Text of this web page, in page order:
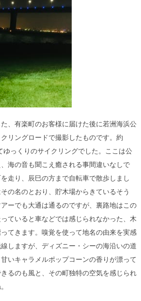
た、有楽町のお客様に届けた後に若洲海浜公
リングロードで撮影したものです。約
ゆっくりのサイクリングでした。ここは公
海の音も聞こえ癒される事間違いなしで
走り、辰巳の方まで自転車で散歩しまし
の名のとおり、貯木場からきているそう
ーでも大通は通るのですが、裏路地はこの
ていると車などでは感じられなかった、木
てきます。嗅覚を使って地名の由来を実感
しますが、ディズニー・シーの海沿いの道
いキャラメルポップコーンの香りが漂って
るのも風と、その町独特の空気を感じられ